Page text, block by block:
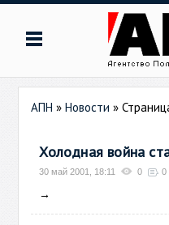
АПН »Новости »
Холодная война
30 май 2001, 18:11 0 0
→